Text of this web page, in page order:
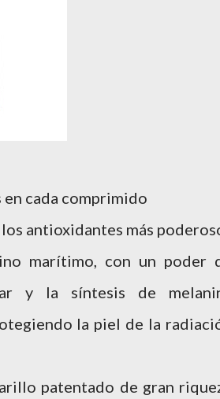
cada comprimido
antioxidantes más
marítimo, con un poder
y la síntesis de
la piel de la
patentado de gran